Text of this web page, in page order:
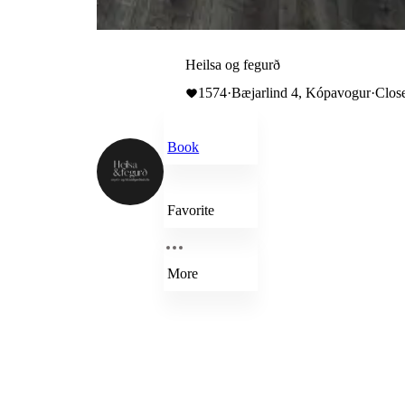
Heilsa og fegurð
1574·Bæjarlind 4, Kópavogur·
Book
Favorite
More